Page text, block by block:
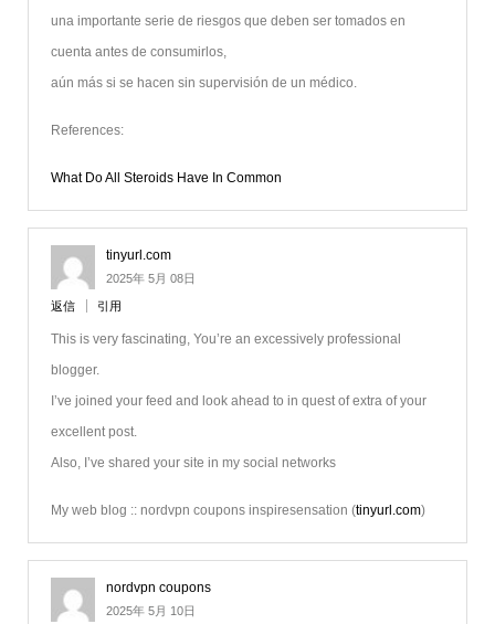
una importante serie de riesgos que deben ser tomados en
cuenta antes de consumirlos,
aún más si se hacen sin supervisión de un médico.
References:
What Do All Steroids Have In Common
tinyurl.com
2025年 5月 08日
返信 引用
This is very fascinating, You’re an excessively professional
blogger.
I’ve joined your feed and look ahead to in quest of extra of your
excellent post.
Also, I’ve shared your site in my social networks
My web blog :: nordvpn coupons inspiresensation (tinyurl.com)
nordvpn coupons
2025年 5月 10日